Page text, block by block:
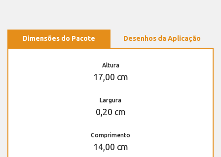
Dimensões do Pacote Desenhos da Aplicação
Altura
17,00 cm
Largura
0,20 cm
Comprimento
14,00 cm